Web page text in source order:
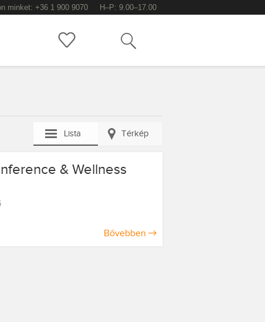
minket: +36 1 900 9070 H–P: 9.00–17.00
Lista Térkép
& Wellness
Bővebben →